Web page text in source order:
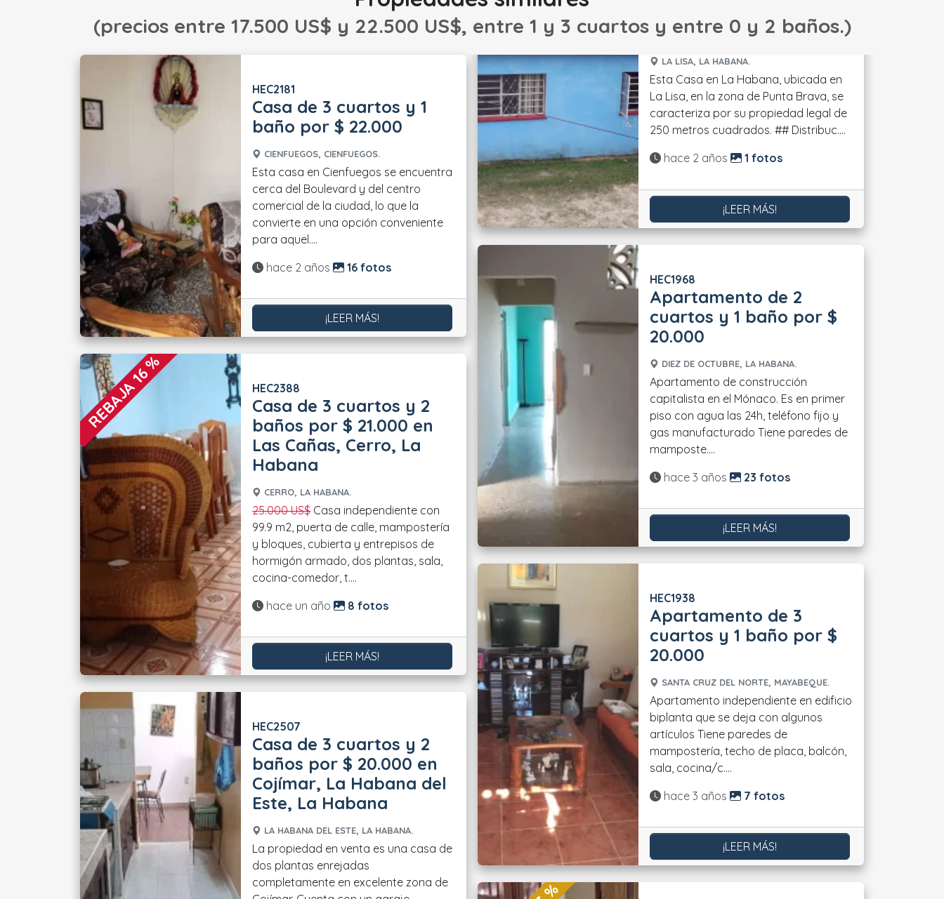
(precios entre 17.500 US$ y 22.500 US$, entre 1 y 3 cuartos y entre 0 y 2 baños.)
HEC2181
Casa de 3 cuartos y 1
baño por $ 22.000
CIENFUEGOS, CIENFUEGOS.
Esta casa en Cienfuegos se encuentra
cerca del Boulevard y del centro
comercial de la ciudad, lo que la
convierte en una opción conveniente
para aquel....
Actualizado:
hace 2 años 16 fotos
¡LEER MÁS!
REBAJA 16 % HEC2388
Casa de 3 cuartos y 2
baños por $ 21.000 en
Las Cañas, Cerro, La
Habana
CERRO, LA HABANA.
25.000 US$Casa independiente con
99.9 m2, puerta de calle, mampostería
y bloques, cubierta y entrepisos de
hormigón armado, dos plantas, sala,
cocina-comedor, t....
Actualizado:
hace un año 8 fotos
¡LEER MÁS!
HEC2507
Casa de 3 cuartos y 2
baños por $ 20.000 en
Cojímar, La Habana del
Este, La Habana
LA HABANA DEL ESTE, LA HABANA.
La propiedad en venta es una casa de
dos plantas enrejadas
completamente en excelente zona de
LA LISA, LA HABANA.
Esta Casa en La Habana, ubicada en
La Lisa, en la zona de Punta Brava, se
caracteriza por su propiedad legal de
250 metros cuadrados. ## Distribuc....
Actualizado:
hace 2 años 1 fotos
¡LEER MÁS!
HEC1968
Apartamento de 2
cuartos y 1 baño por $
20.000
DIEZ DE OCTUBRE, LA HABANA.
Apartamento de construcción
capitalista en el Mónaco. Es en primer
piso con agua las 24h, teléfono fijo y
gas manufacturado Tiene paredes de
mamposte....
Actualizado:
hace 3 años 23 fotos
¡LEER MÁS!
HEC1938
Apartamento de 3
cuartos y 1 baño por $
20.000
SANTA CRUZ DEL NORTE, MAYABEQUE.
Apartamento independiente en edificio
biplanta que se deja con algunos
artículos Tiene paredes de
mampostería, techo de placa, balcón,
sala, cocina/c....
Actualizado:
hace 3 años 7 fotos
¡LEER MÁS!